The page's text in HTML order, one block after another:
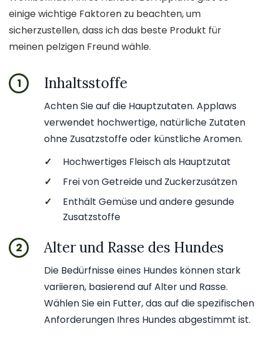
einige wichtige Faktoren zu beachten, um
sicherzustellen, dass ich das beste Produkt für
meinen pelzigen Freund wähle.
1 Inhaltsstoffe
Achten Sie auf die Hauptzutaten. Applaws
verwendet hochwertige, natürliche Zutaten
ohne Zusatzstoffe oder künstliche Aromen.
✓
Hochwertiges Fleisch als Hauptzutat
✓
Frei von Getreide und Zuckerzusätzen
✓
Enthält Gemüse und andere gesunde
Zusatzstoffe
2 Alter und Rasse des Hundes
Die Bedürfnisse eines Hundes können stark
variieren, basierend auf Alter und Rasse.
Wählen Sie ein Futter, das auf die spezifischen
Anforderungen Ihres Hundes abgestimmt ist.